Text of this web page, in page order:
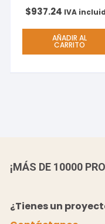
$937.24 IVA
AÑADIR AL
CARRITO
¡MÁS DE 10000
¿Tienes un